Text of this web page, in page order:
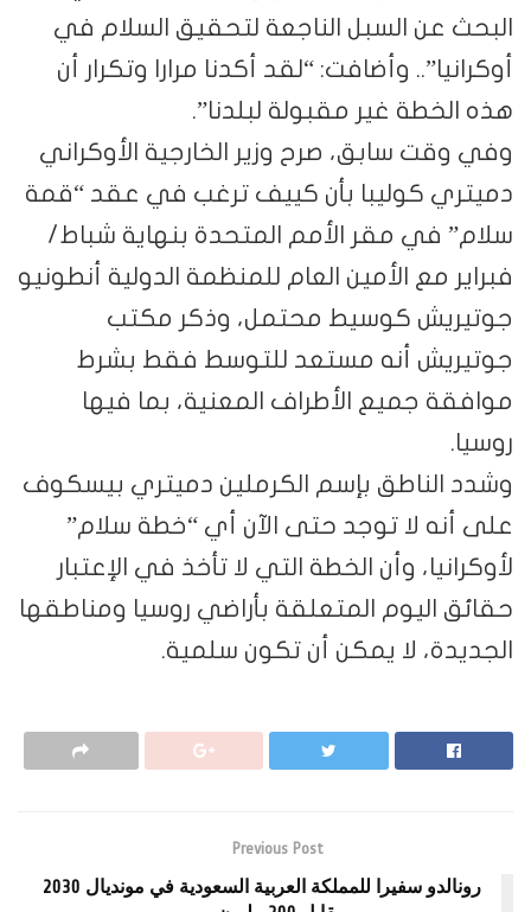
البحث عن السبل الناجعة لتحقيق السلام في
أوكرانيا”.. وأضافت: “لقد أكدنا مرارا وتكرار أن
هذه الخطة غير مقبولة لبلدنا”.
وفي وقت سابق، صرح وزير الخارجية الأوكراني
دميتري كوليبا بأن كييف ترغب في عقد “قمة
سلام” في مقر الأمم المتحدة بنهاية شباط/
فبراير مع الأمين العام للمنظمة الدولية أنطونيو
جوتيريش كوسيط محتمل، وذكر مكتب
جوتيريش أنه مستعد للتوسط فقط بشرط
موافقة جميع الأطراف المعنية، بما فيها
روسيا.
وشدد الناطق بإسم الكرملين دميتري بيسكوف
على أنه لا توجد حتى الآن أي “خطة سلام”
لأوكرانيا، وأن الخطة التي لا تأخذ في الإعتبار
حقائق اليوم المتعلقة بأراضي روسيا ومناطقها
الجديدة، لا يمكن أن تكون سلمية.
Previous Post
رونالدو سفيرا للمملكة العربية السعودية في مونديال 2030